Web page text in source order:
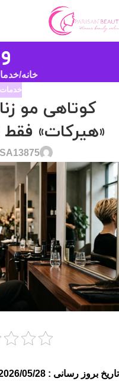
خانه
خدمات
کوتاهی مو
«هیرکات»
تاریخ بروز رسانی : 2026/05/28 – توسط :